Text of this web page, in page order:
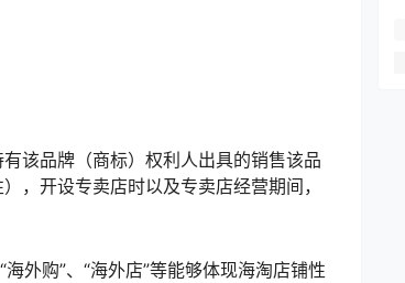
该品牌（商标）权利人出具的销售该品
，开设专卖店时以及专卖店经营期间，
外购”、“海外店”等能够体现海淘店铺性